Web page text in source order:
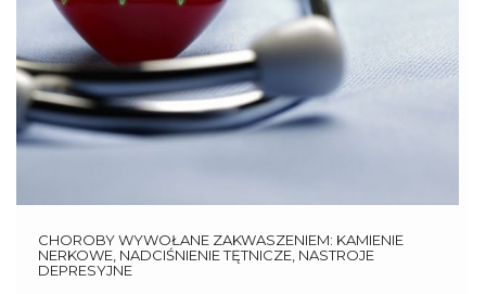
CHOROBY WYWOŁANE ZAKWASZENIEM: KAMIENIE
NERKOWE, NADCIŚNIENIE TĘTNICZE, NASTROJE
DEPRESYJNE